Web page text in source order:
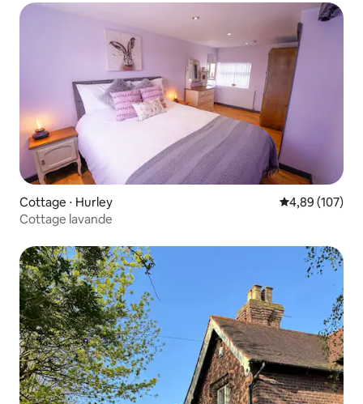
Cottage ⋅ Hurley Évaluation
4,89 (107)
Cottage lavande